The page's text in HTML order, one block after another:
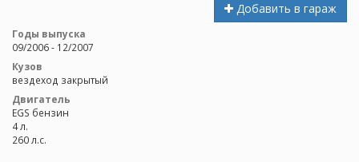
Добавить в гараж
Годы выпуска
09/2006 - 12/2007
Кузов
вездеход закрытый
Двигатель
EGS бензин
4 л.
260 л.с.